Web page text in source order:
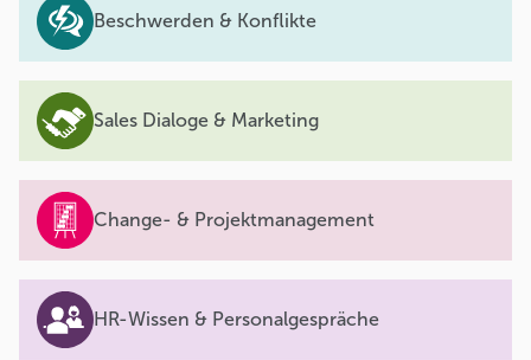
Beschwerden & Konflikte
Sales Dialoge & Marketing
Change- & Projektmanagement
HR-Wissen & Personalgespräche